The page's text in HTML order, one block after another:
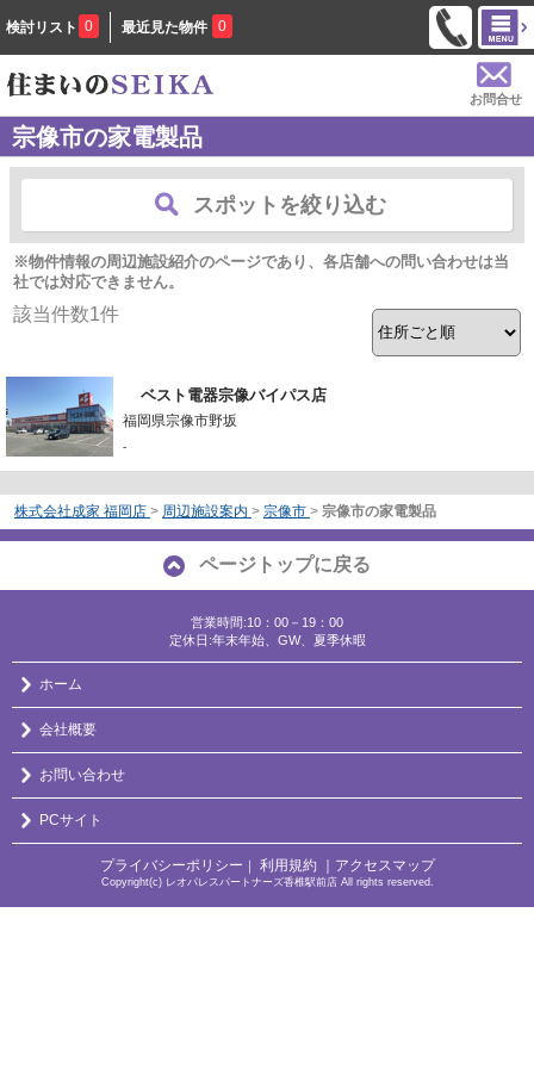
検討リスト 0 最近見た物件 0
お問合せ
宗像市の家電製品
スポットを絞り込む
※物件情報の周辺施設紹介のページであり、各店舗への問い合わせは当
社では対応できません。
該当件数1件
ベスト電器宗像バイパス店
福岡県宗像市野坂
-
株式会社成家 福岡店 > 周辺施設案内 > 宗像市 > 宗像市の家電製品
ページトップに戻る
営業時間:10：00－19：00
定休日:年末年始、GW、夏季休暇
ホーム
会社概要
お問い合わせ
PCサイト
プライバシーポリシー ｜ 利用規約 ｜アクセスマップ
Copyright(c) レオパレスパートナーズ香椎駅前店 All rights reserved.